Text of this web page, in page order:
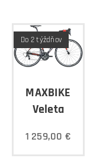
MAXBIKE
Veleta
Do 2 týždňov
1 259,00 €